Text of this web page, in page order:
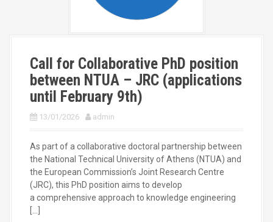
Call for Collaborative PhD position
between NTUA – JRC (applications
until February 9th)
13/01/2026 admin
As part of a collaborative doctoral partnership between
the National Technical University of Athens (NTUA) and
the European Commission’s Joint Research Centre
(JRC), this PhD position aims to develop
a comprehensive approach to knowledge engineering